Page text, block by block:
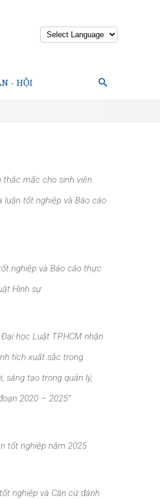
- HỘI
thắc mắc cho sinh viên
luận tốt nghiệp và Báo cáo
nghiệp và Báo cáo thực
Hình sự
học Luật TP.HCM nhận
tích xuất sắc trong
sáng tạo trong quản lý,
2020 – 2025”
tốt nghiệp năm 2025
nghiệp và Căn cứ đánh